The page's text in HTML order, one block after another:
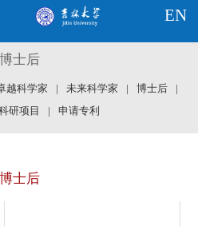
EN
博士后
越科学家 未来科学家 博士后
研项目 申请专利
博士后